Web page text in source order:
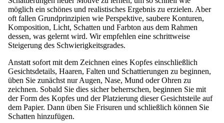
möglich ein schönes und realistisches Ergebnis zu erzielen. Aber
oft fallen Grundprinzipien wie Perspektive, saubere Konturen,
Komposition, Licht, Schatten und Farbton aus dem Rahmen
dessen, was gelernt wird. Wir empfehlen eine schrittweise
Steigerung des Schwierigkeitsgrades.
Anstatt sofort mit dem Zeichnen eines Kopfes einschließlich
Gesichtsdetails, Haaren, Falten und Schattierungen zu beginnen,
üben Sie zunächst nur Augen, Nase, Mund oder Ohren zu
zeichnen. Sobald Sie dies sicher beherrschen, beginnen Sie mit
der Form des Kopfes und der Platzierung dieser Gesichtsteile auf
dem Papier. Dann üben Sie Frisuren und schließlich können Sie
Schatten hinzufügen.